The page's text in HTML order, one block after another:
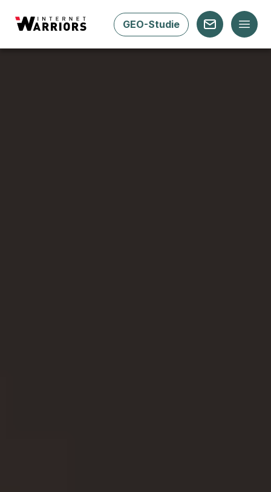
GEO-Studie